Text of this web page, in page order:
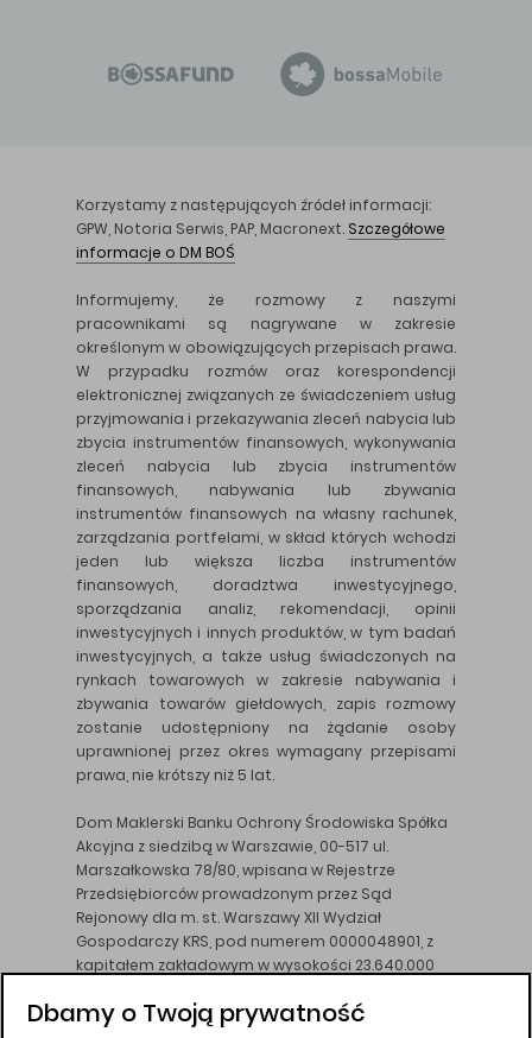
Korzystamy z następujących źródeł informacji:
GPW, Notoria Serwis, PAP, Macronext. Szczegółowe
informacje o DM BOŚ
Informujemy, że rozmowy z naszymi
pracownikami są nagrywane w zakresie
określonym w obowiązujących przepisach prawa.
W przypadku rozmów oraz korespondencji
elektronicznej związanych ze świadczeniem usług
przyjmowania i przekazywania zleceń nabycia lub
zbycia instrumentów finansowych, wykonywania
zleceń nabycia lub zbycia instrumentów
finansowych, nabywania lub zbywania
instrumentów finansowych na własny rachunek,
zarządzania portfelami, w skład których wchodzi
jeden lub większa liczba instrumentów
finansowych, doradztwa inwestycyjnego,
sporządzania analiz, rekomendacji, opinii
inwestycyjnych i innych produktów, w tym badań
inwestycyjnych, a także usług świadczonych na
rynkach towarowych w zakresie nabywania i
zbywania towarów giełdowych, zapis rozmowy
zostanie udostępniony na żądanie osoby
uprawnionej przez okres wymagany przepisami
prawa, nie krótszy niż 5 lat.
Dom Maklerski Banku Ochrony Środowiska Spółka
Akcyjna z siedzibą w Warszawie, 00-517 ul.
Marszałkowska 78/80, wpisana w Rejestrze
Przedsiębiorców prowadzonym przez Sąd
Rejonowy dla m. st. Warszawy XII Wydział
Gospodarczy KRS, pod numerem 0000048901, z
kapitałem zakładowym w wysokości 23.640.000
DM BOŚ działa na podstawie zezwolenia KNF z dnia
Dbamy o Twoją prywatność